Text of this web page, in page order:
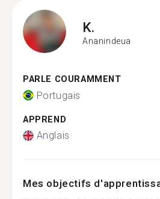
K.
Ananindeua
PARLE COURAMMENT
Portugais
APPREND
Anglais
Mes objectifs